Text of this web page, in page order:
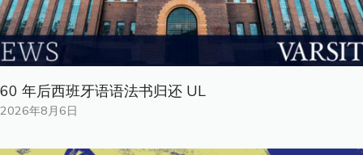
60 年后西班牙语语法书归还 UL
2026年8月6日